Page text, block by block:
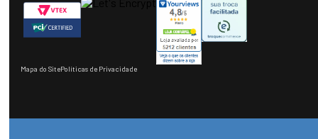
Mapa do SitePolíticas de Privacidade